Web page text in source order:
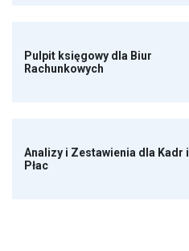
Pulpit księgowy dla Biur
Rachunkowych
Analizy i Zestawienia dla Kadr i
Płac